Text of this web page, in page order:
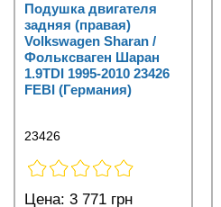
Подушка двигателя
задняя (правая)
Volkswagen Sharan /
Фольксваген Шаран
1.9TDI 1995-2010 23426
FEBI (Германия)
23426
Цена: 3 771 грн